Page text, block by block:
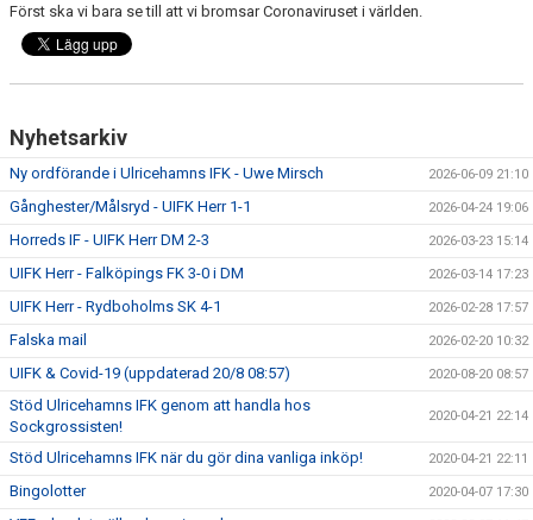
Först ska vi bara se till att vi bromsar Coronaviruset i världen.
Nyhetsarkiv
Ny ordförande i Ulricehamns IFK - Uwe Mirsch 2026-06-09 21:10
Gånghester/Målsryd - UIFK Herr 1-1 2026-04-24 19:06
Horreds IF - UIFK Herr DM 2-3 2026-03-23 15:14
UIFK Herr - Falköpings FK 3-0 i DM 2026-03-14 17:23
UIFK Herr - Rydboholms SK 4-1 2026-02-28 17:57
Falska mail 2026-02-20 10:32
UIFK & Covid-19 (uppdaterad 20/8 08:57) 2020-08-20 08:57
Stöd Ulricehamns IFK genom att handla hos
Sockgrossisten!
2020-04-21 22:14
Stöd Ulricehamns IFK när du gör dina vanliga inköp! 2020-04-21 22:11
Bingolotter 2020-04-07 17:30